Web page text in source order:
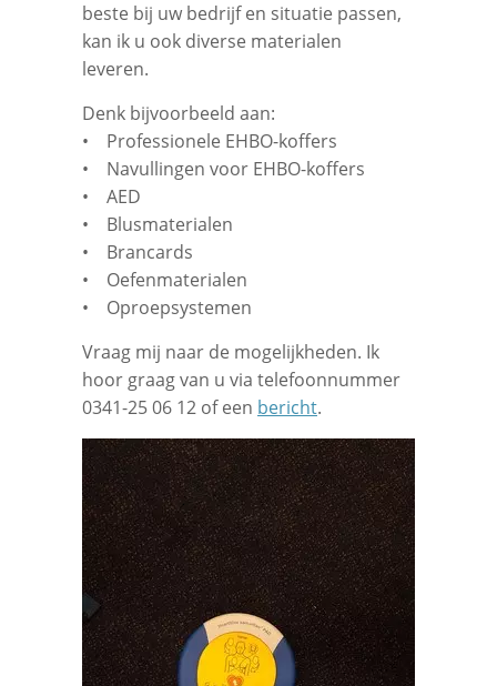
beste bij uw bedrijf en situatie passen,
kan ik u ook diverse materialen
leveren.
Denk bijvoorbeeld aan:
• Professionele EHBO-koffers
• Navullingen voor EHBO-koffers
• AED
• Blusmaterialen
• Brancards
• Oefenmaterialen
• Oproepsystemen
Vraag mij naar de mogelijkheden. Ik
hoor graag van u via telefoonnummer
0341-25 06 12 of een bericht.